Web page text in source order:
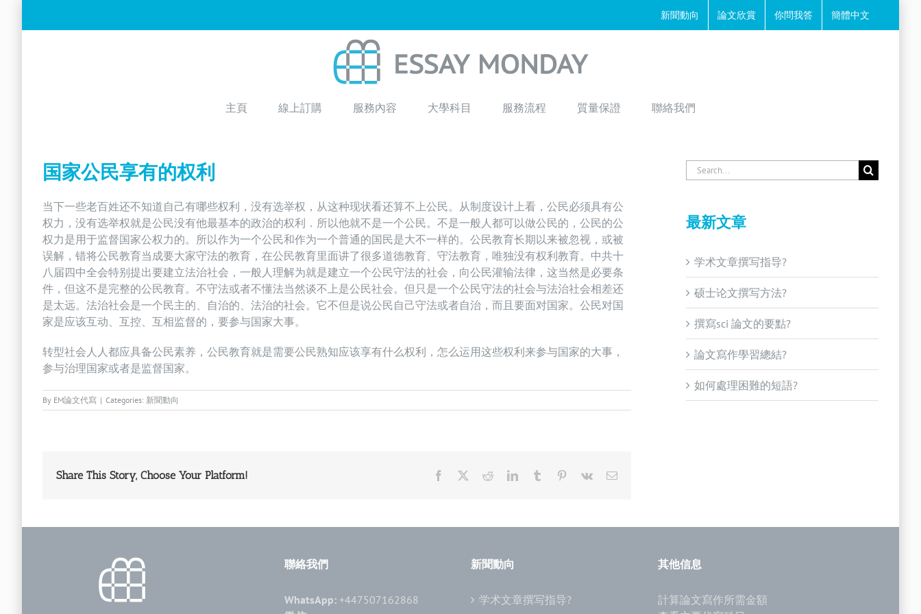
新聞動向 論文欣賞 你問我答 簡體中文
主頁 線上訂購 服務內容 大學科目 服務流程 質量保證 聯絡我們
国家公民享有的权利
当下一些老百姓还不知道自己有哪些权利，没有选举权，从这种现状看还算不上公民。从制度设计上看，公民必须具有公
权力，没有选举权就是公民没有他最基本的政治的权利．所以他就不是一个公民。不是一般人都可以做公民的，公民的公
权力是用于监督国家公权力的。所以作为一个公民和作为一个普通的国民是大不一样的。公民教育长期以来被忽视，或被
误解，错将公民教育当成要大家守法的教育，在公民教育里面讲了很多道德教育、守法教育，唯独没有权利教育。中共十
八届四中全会特别提出要建立法治社会，一般人理解为就是建立一个公民守法的社会，向公民灌输法律，这当然是必要条
件，但这不是完整的公民教育。不守法或者不懂法当然谈不上是公民社会。但只是一个公民守法的社会与法治社会相差还
是太远。法治社会是一个民主的、自治的、法治的社会。它不但是说公民自己守法或者自治，而且要面对国家。公民对国
家是应该互动、互控、互相监督的，要参与国家大事。
转型社会人人都应具备公民素养，公民教育就是需要公民熟知应该享有什么权利，怎么运用这些权利来参与国家的大事，
参与治理国家或者是监督国家。
By EM論文代寫 | Categories: 新聞動向
Share This Story, Choose Your Platform! Facebook RedditLinkedInTumblr Pinterest
Vk Email
Search
for:
最新文章
学术文章撰写指导?
硕士论文撰写方法?
撰寫sci 論文的要點?
論文寫作學習總結?
如何處理困難的短語?
聯絡我們
WhatsApp:+447507162868
新聞動向
学术文章撰写指导?
其他信息
計算論文寫作所需金額